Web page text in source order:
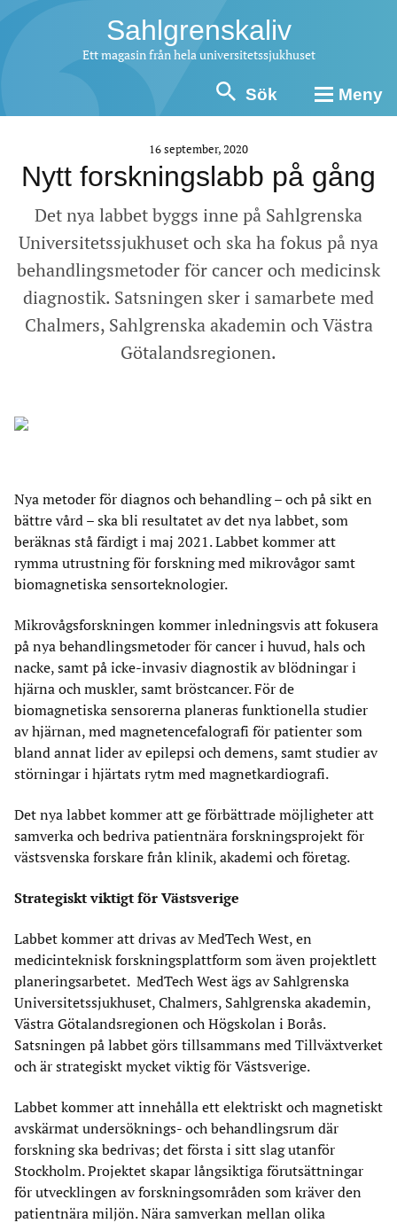
Sahlgrenskaliv
Ett magasin från hela universitetssjukhuset
Sök Meny
16 september, 2020
Nytt forskningslabb på gång
Det nya labbet byggs inne på Sahlgrenska
Universitetssjukhuset och ska ha fokus på nya
behandlingsmetoder för cancer och medicinsk
diagnostik. Satsningen sker i samarbete med
Chalmers, Sahlgrenska akademin och Västra
Götalandsregionen.
Nya metoder för diagnos och behandling – och på sikt en
bättre vård – ska bli resultatet av det nya labbet, som
beräknas stå färdigt i maj 2021. Labbet kommer att
rymma utrustning för forskning med mikrovågor samt
biomagnetiska sensorteknologier.
Mikrovågsforskningen kommer inledningsvis att fokusera
på nya behandlingsmetoder för cancer i huvud, hals och
nacke, samt på icke-invasiv diagnostik av blödningar i
hjärna och muskler, samt bröstcancer. För de
biomagnetiska sensorerna planeras funktionella studier
av hjärnan, med magnetencefalografi för patienter som
bland annat lider av epilepsi och demens, samt studier av
störningar i hjärtats rytm med magnetkardiografi.
Det nya labbet kommer att ge förbättrade möjligheter att
samverka och bedriva patientnära forskningsprojekt för
västsvenska forskare från klinik, akademi och företag.
Strategiskt viktigt för Västsverige
Labbet kommer att drivas av MedTech West, en
medicinteknisk forskningsplattform som även projektlett
planeringsarbetet. MedTech West ägs av Sahlgrenska
Universitetssjukhuset, Chalmers, Sahlgrenska akademin,
Västra Götalandsregionen och Högskolan i Borås.
Satsningen på labbet görs tillsammans med Tillväxtverket
och är strategiskt mycket viktig för Västsverige.
Labbet kommer att innehålla ett elektriskt och magnetiskt
avskärmat undersöknings- och behandlingsrum där
forskning ska bedrivas; det första i sitt slag utanför
Stockholm. Projektet skapar långsiktiga förutsättningar
för utvecklingen av forskningsområden som kräver den
patientnära miljön. Nära samverkan mellan olika